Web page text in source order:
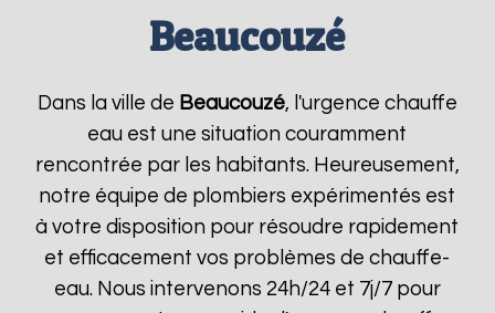
Beaucouzé
Dans la ville de Beaucouzé, l'urgence chauffe
eau est une situation couramment
rencontrée par les habitants. Heureusement,
notre équipe de plombiers expérimentés est
à votre disposition pour résoudre rapidement
et efficacement vos problèmes de chauffe-
eau. Nous intervenons 24h/24 et 7j/7 pour